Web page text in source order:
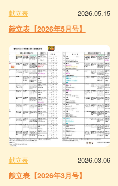
献立表 2026.05.15
献立表【2026年5月号】
献立表 2026.03.06
献立表【2026年3月号】